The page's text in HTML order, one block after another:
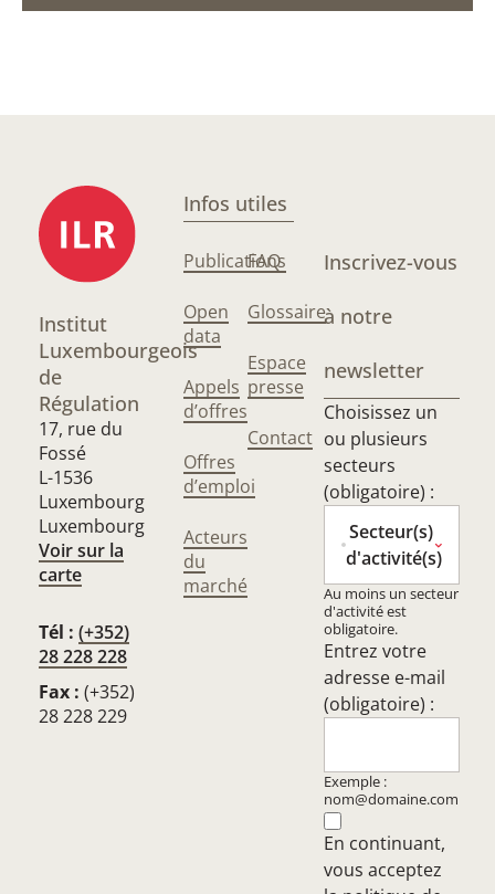
Institut
Luxembourgeois
de
Régulation
17, rue du
Fossé
L-1536
Luxembourg
Luxembourg
Voir sur la
carte
Tél : (+352)
28 228 228
Fax : (+352)
28 228 229
Infos utiles
Publications
Open
data
Appels
d’offres
Offres
d’emploi
Acteurs
du
marché
FAQ
Glossaire
Espace
presse
Contact
Inscrivez-vous
à notre
newsletter
Choisissez un
ou plusieurs
secteurs
(obligatoire) :
Secteur(s)
d'activité(s)
Au moins un secteur
d'activité est
obligatoire.
Entrez votre
adresse e-mail
(obligatoire) :
Exemple :
nom@domaine.com
En continuant,
vous acceptez